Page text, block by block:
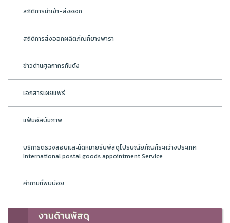
สถิติการนำเข้า-ส่งออก
สถิติการส่งออกผลิตภัณฑ์ยางพารา
ข่าวด่านศุลกากรกันตัง
เอกสารเผยแพร่
แฟ้มอัลบัมภาพ
บริการตรวจสอบและนัดหมายรับพัสดุไปรษณียภัณฑ์ระหว่างประเทศ
International postal goods appointment Service
คำถามที่พบบ่อย
งานด้านพัสดุ